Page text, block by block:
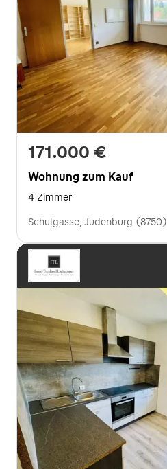
171.000 €
Wohnung zum Kauf
4 Zimmer
Schulgasse, Judenburg (8750)